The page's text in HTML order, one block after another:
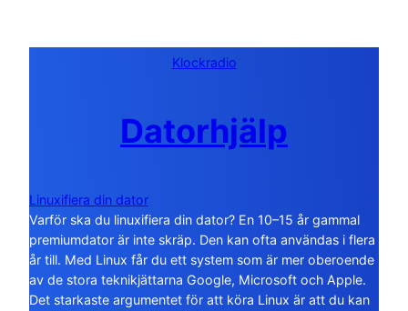
Klockradio
Datorhjälp
Linuxifiera din dator
Varför ska du linuxifiera din dator? En 10–15 år gammal
premiumdator är inte skräp. Den kan ofta användas i flera
år till. Med Linux får du ett system som är mer oberoende
av de stora teknikjättarna Google, Microsoft och Apple.
Det starkaste argumentet för att köra Linux är att du kan